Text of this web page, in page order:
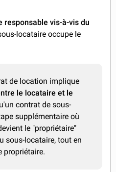
responsable vis-à-vis du
locataire occupe le
de location implique
le locataire et le
contrat de sous-
supplémentaire où
le "propriétaire"
sous-locataire, tout en
propriétaire.